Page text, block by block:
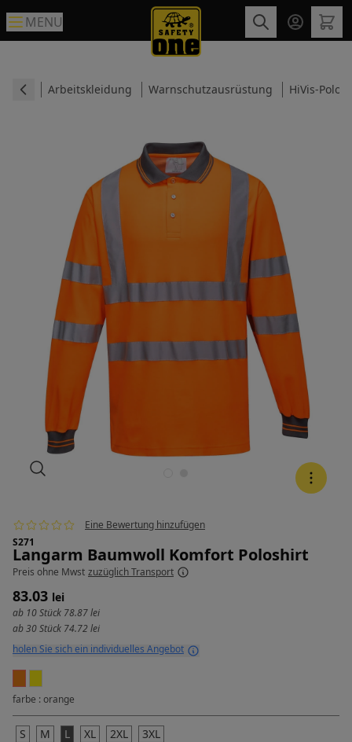
MENU
Arbeitskleidung Warnschutzausrüstung HiVis-
S271
Langarm Baumwoll Komfort Poloshirt
Eine Bewertung hinzufügen
Preis ohne Mwst zuzüglich Transport
83.03 lei
ab 10 Stück 78.87 lei
ab 30 Stück 74.72 lei
holen Sie sich ein individuelles Angebot
farbe : orange
S M L XL 2XL 3XL